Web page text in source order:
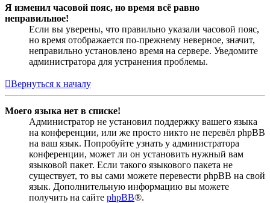
Я изменил часовой пояс, но время всё равно
неправильное!
Если вы уверены, что правильно указали часовой пояс,
но время отображается по-прежнему неверное, значит,
неправильно установлено время на сервере. Уведомите
администратора для устранения проблемы.
Вернуться к началу
Моего языка нет в списке!
Администратор не установил поддержку вашего языка
на конференции, или же просто никто не перевёл phpBB
на ваш язык. Попробуйте узнать у администратора
конференции, может ли он установить нужный вам
языковой пакет. Если такого языкового пакета не
существует, то вы сами можете перевести phpBB на свой
язык. Дополнительную информацию вы можете
получить на сайте phpBB®.